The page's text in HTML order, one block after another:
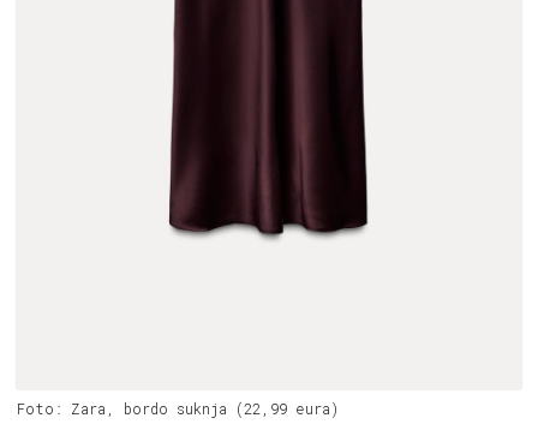
Foto: Zara, bordo suknja (22,99 eura)